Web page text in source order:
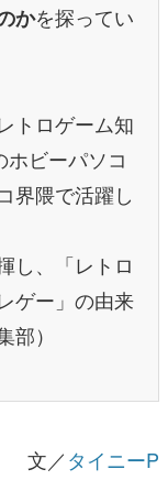
かを探ってい
トロゲーム知
ビーパソコ
界隈で活躍し
し、「レトロ
ゲー」の由来
）
文／タイニーP